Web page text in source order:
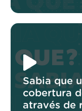
Sabia que
cobertura
através de